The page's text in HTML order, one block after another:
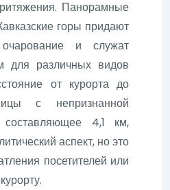
Панорамные
горы придают
и служат
для различных видов
от курорта до
с непризнанной
4,1 км,
аспект, но это
посетителей или